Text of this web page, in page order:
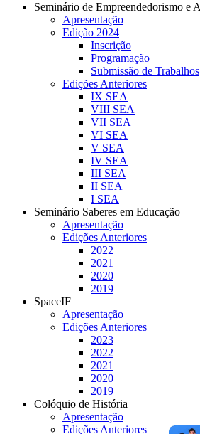
Seminário de Empreendedorismo e
Apresentação
Edição 2024
Inscrição
Programação
Submissão de Trabalhos
Edições Anteriores
IX SEA
VIII SEA
VII SEA
VI SEA
V SEA
IV SEA
III SEA
II SEA
I SEA
Seminário Saberes em Educação
Apresentação
Edições Anteriores
2022
2021
2020
2019
SpaceIF
Apresentação
Edições Anteriores
2023
2022
2021
2020
2019
Colóquio de História
Apresentação
Edições Anteriores